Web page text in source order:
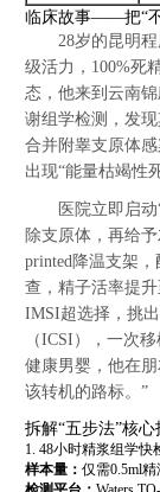
临床故事——把“
28岁的昆明
级活力，100%死
态，他来到云南
谢组学检测，发
合并附睾支原体
出现“能量枯竭性
医院立即启
除支原体，再给
printed降温支架
查，精子活率提
IMSI超选择，挑
（ICSI），一次
健康男婴，他在
该转机的路标。”
拆解“五步法”核心
1. 48小时精浆组学快
样本量： 仅需0.5ml精